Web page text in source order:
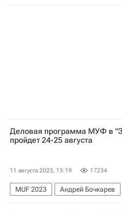
Деловая программа МУФ в
пройдет 24-25 августа
11 августа 2023, 13:19 17234
MUF 2023 Андрей Бочкарев
Манеж